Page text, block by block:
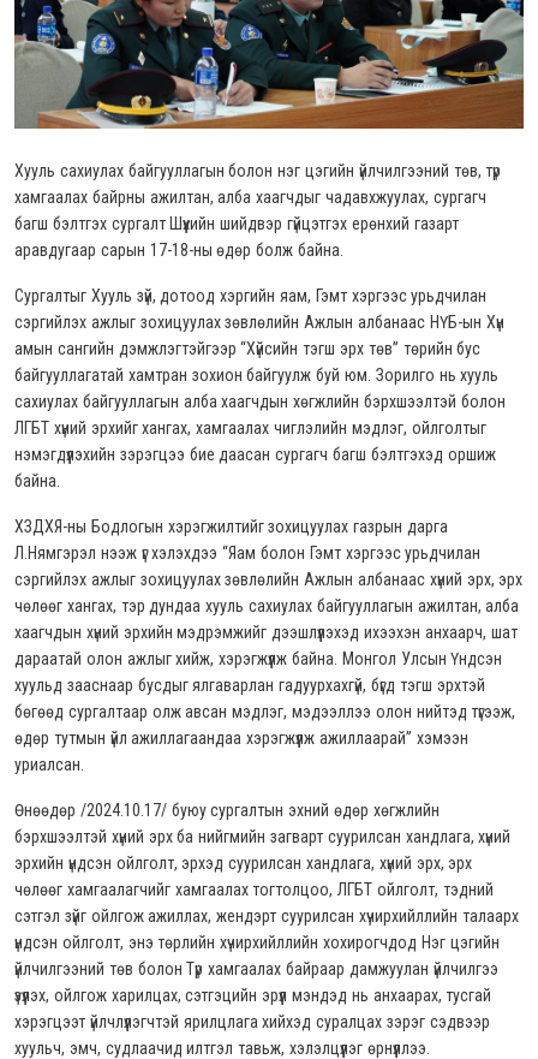
Хууль сахиулах байгууллагын болон нэг цэгийн үйлчилгээний төв, түр
хамгаалах байрны ажилтан, алба хаагчдыг чадавхжуулах, сургагч
багш бэлтгэх сургалт Шүүхийн шийдвэр гүйцэтгэх ерөнхий газарт
аравдугаар сарын 17-18-ны өдөр болж байна.
Сургалтыг Хууль зүй, дотоод хэргийн яам, Гэмт хэргээс урьдчилан
сэргийлэх ажлыг зохицуулах зөвлөлийн Ажлын албанаас НҮБ-ын Хүн
амын сангийн дэмжлэгтэйгээр “Хүйсийн тэгш эрх төв” төрийн бус
байгууллагатай хамтран зохион байгуулж буй юм. Зорилго нь хууль
сахиулах байгууллагын алба хаагчдын хөгжлийн бэрхшээлтэй болон
ЛГБТ хүний эрхийг хангах, хамгаалах чиглэлийн мэдлэг, ойлголтыг
нэмэгдүүлэхийн зэрэгцээ бие даасан сургагч багш бэлтгэхэд оршиж
байна.
ХЗДХЯ-ны Бодлогын хэрэгжилтийг зохицуулах газрын дарга
Л.Нямгэрэл нээж үг хэлэхдээ “Яам болон Гэмт хэргээс урьдчилан
сэргийлэх ажлыг зохицуулах зөвлөлийн Ажлын албанаас хүний эрх, эрх
чөлөөг хангах, тэр дундаа хууль сахиулах байгууллагын ажилтан, алба
хаагчдын хүний эрхийн мэдрэмжийг дээшлүүлэхэд ихээхэн анхаарч, шат
дараатай олон ажлыг хийж, хэрэгжүүлж байна. Монгол Улсын Үндсэн
хуульд зааснаар бусдыг ялгаварлан гадуурхахгүй, бүгд тэгш эрхтэй
бөгөөд сургалтаар олж авсан мэдлэг, мэдээллээ олон нийтэд түгээж,
өдөр тутмын үйл ажиллагаандаа хэрэгжүүлж ажиллаарай” хэмээн
уриалсан.
Өнөөдөр /2024.10.17/ буюу сургалтын эхний өдөр хөгжлийн
бэрхшээлтэй хүний эрх ба нийгмийн загварт суурилсан хандлага, хүний
эрхийн үндсэн ойлголт, эрхэд суурилсан хандлага, хүний эрх, эрх
чөлөөг хамгаалагчийг хамгаалах тогтолцоо, ЛГБТ ойлголт, тэдний
сэтгэл зүйг ойлгож ажиллах, жендэрт суурилсан хүчирхийллийн талаарх
үндсэн ойлголт, энэ төрлийн хүчирхийллийн хохирогчдод Нэг цэгийн
үйлчилгээний төв болон Түр хамгаалах байраар дамжуулан үйлчилгээ
үзүүлэх, ойлгож харилцах, сэтгэцийн эрүүл мэндэд нь анхаарах, тусгай
хэрэгцээт үйлчлүүлэгчтэй ярилцлага хийхэд суралцах зэрэг сэдвээр
хуульч, эмч, судлаачид илтгэл тавьж, хэлэлцүүлэг өрнүүллээ.